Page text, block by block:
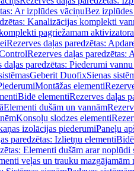
Ar izplūdes vāciņuBez
Kanalizācijas komplekti
pagriežamam
Rezerves daļas paredzētas:
Rezerves daļas
daļas paredzētas: Piederumi
Geberit DuofixSienas
Montāžas elementi
Bidē elementiRezerves daļas
Elementi dušām un vannām
Konsoļu slodzes elementi
izolācijas piederumiPaneļu
paredzētas: Izlietņu elementi
Elementi dušām arar noplūdi
veļas un trauku mazgājamām